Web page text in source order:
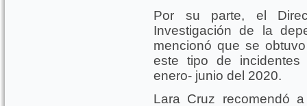
Por su parte, el
Investigación de la
mencionó que se
este tipo de incidentes
enero- junio del 2020.
Lara Cruz recomendó